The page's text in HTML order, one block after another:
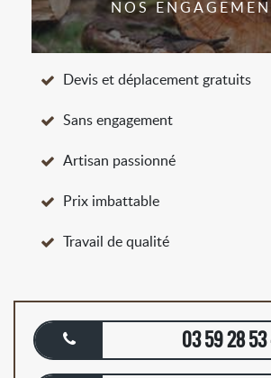
NOS
Devis et déplacement gratuits
Sans engagement
Artisan passionné
Prix imbattable
Travail de qualité
03 59 28